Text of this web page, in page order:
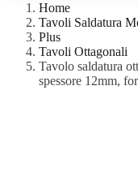
Home
Tavoli Saldatura
Plus
Tavoli Ottagonali
Tavolo saldatura
spessore 12mm,